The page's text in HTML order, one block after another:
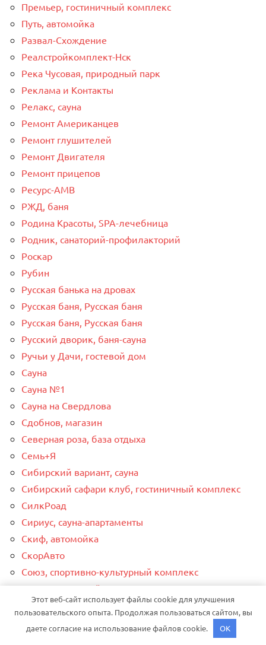
Премьер, гостиничный комплекс
Путь, автомойка
Развал-Схождение
Реалстройкомплект-Нск
Река Чусовая, природный парк
Реклама и Контакты
Релакс, сауна
Ремонт Американцев
Ремонт глушителей
Ремонт Двигателя
Ремонт прицепов
Ресурс-AMB
РЖД, баня
Родина Красоты, SPA-лечебница
Родник, санаторий-профилакторий
Роскар
Рубин
Русская банька на дровах
Русская баня, Русская баня
Русская баня, Русская баня
Русский дворик, баня-сауна
Ручьи у Дачи, гостевой дом
Сауна
Сауна №1
Сауна на Свердлова
Сдобнов, магазин
Северная роза, база отдыха
Семь+Я
Сибирский вариант, сауна
Сибирский сафари клуб, гостиничный комплекс
СилкРоад
Сириус, сауна-апартаменты
Скиф, автомойка
СкорАвто
Союз, спортивно-культурный комплекс
Спутник, автомойка
СтаврЧип
Этот веб-сайт использует файлы cookie для улучшения
пользовательского опыта. Продолжая пользоваться сайтом, вы
даете согласие на использование файлов cookie.
OK